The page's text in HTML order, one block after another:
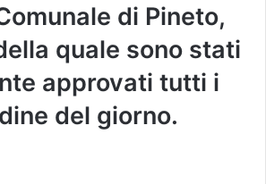
di Pineto,
quale sono stati
approvati tutti i
del giorno.